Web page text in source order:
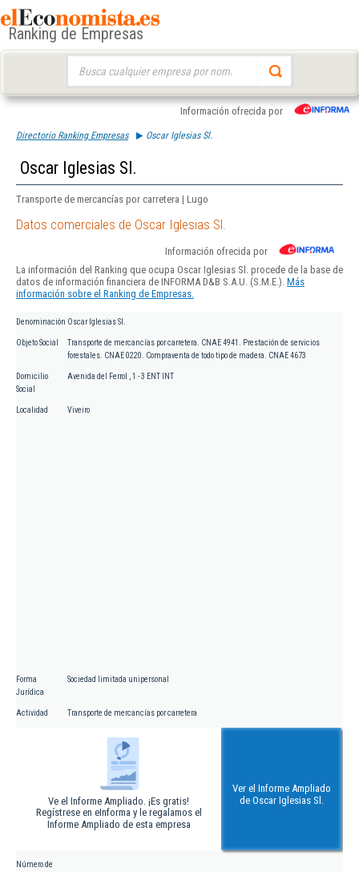
Ranking de Empresas
Información ofrecida por
Directorio Ranking Empresas Oscar Iglesias Sl.
Oscar Iglesias Sl.
Transporte de mercancías por carretera | Lugo
Datos comerciales de Oscar Iglesias Sl.
Información ofrecida por
La información del Ranking que ocupa Oscar Iglesias Sl. procede de la base de
datos de información financiera de INFORMA D&B S.A.U. (S.M.E.). Más
información sobre el Ranking de Empresas.
Denominación Oscar Iglesias Sl.
Objeto Social
Transporte de mercancías por carretera. CNAE 4941. Prestación de servicios
forestales. CNAE 0220. Compraventa de todo tipo de madera. CNAE 4673
Domicilio
Social
Avenida del Ferrol , 1 - 3 ENT INT
Localidad Viveiro
Forma
Jurídica
Sociedad limitada unipersonal
Actividad Transporte de mercancías por carretera
Ve el Informe Ampliado. ¡Es gratis!
Regístrese en eInforma y le regalamos el
Informe Ampliado de esta empresa
Ver el Informe Ampliado
de Oscar Iglesias Sl.
Número de